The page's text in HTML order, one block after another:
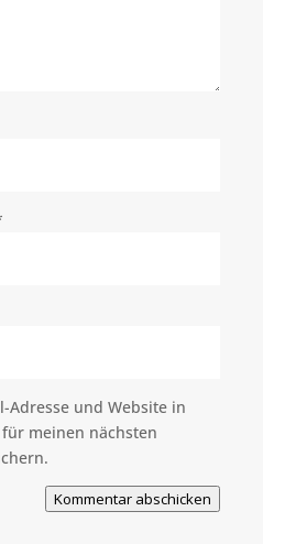
Adresse und Website in
meinen nächsten
Kommentar abschicken